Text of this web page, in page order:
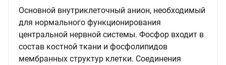
Основной внутриклеточный анион, необходимый
для нормального функционирования
центральной нервной системы. Фосфор входит в
состав костной ткани и фосфолипидов
мембранных структур клетки. Соединения